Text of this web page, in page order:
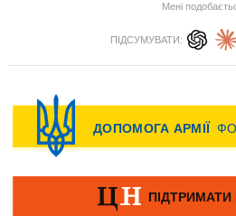
Мені
ПІДСУМУВАТИ: